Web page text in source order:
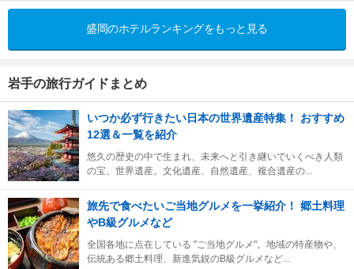
盛岡のホテルランキングをもっと見る
岩手の旅行ガイドまとめ
いつか必ず行きたい日本の世界遺産特集！ おすすめ
12選＆一覧を紹介
悠久の歴史の中で生まれ、未来へと引き継いでいくべき人類
の宝、世界遺産。文化遺産、自然遺産、複合遺産の...
旅先で食べたいご当地グルメを一挙紹介！ 郷土料理
やB級グルメなど
全国各地に点在している "ご当地グルメ"。地域の特産物や、
伝統ある郷土料理、新進気鋭のB級グルメなど...